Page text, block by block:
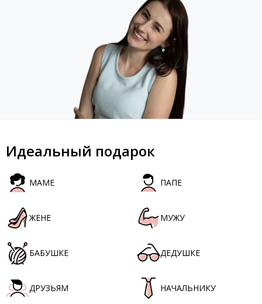
Идеальный подарок
МАМЕ ПАПЕ
ЖЕНЕ МУЖУ
БАБУШКЕ ДЕДУШКЕ
ДРУЗЬЯМ НАЧАЛЬНИКУ